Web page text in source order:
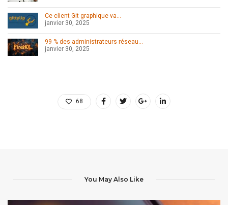
Ce client Git graphique va…
janvier 30, 2025
99 % des administrateurs réseau…
janvier 30, 2025
68
You May Also Like